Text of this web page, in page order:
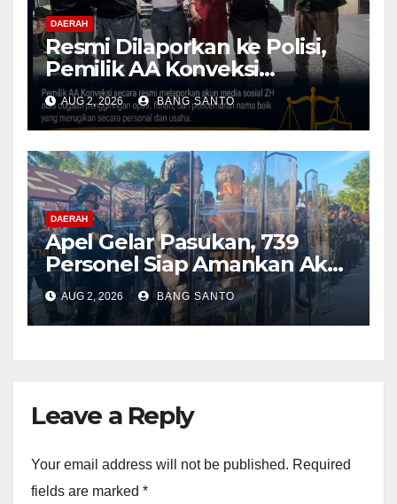
DAERAH
Resmi Dilaporkan ke Polisi,
Pemilik AA Konveksi
Didampingi Tim Advokat
Lentera Netizen Indonesia (L-
NET-ID)
AUG 2, 2026 BANG SANTO
DAERAH
Apel Gelar Pasukan, 739
Personel Siap Amankan Aksi
Damai KNPB di Kantor MRP
Papua Tengah
AUG 2, 2026 BANG SANTO
Leave a Reply
Your email address will not be published. Required
fields are marked *